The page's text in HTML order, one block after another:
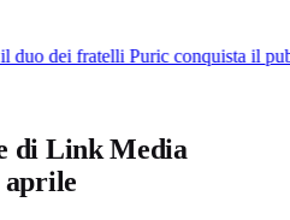
duo dei fratelli Puric conquista il
di Link Media
aprile